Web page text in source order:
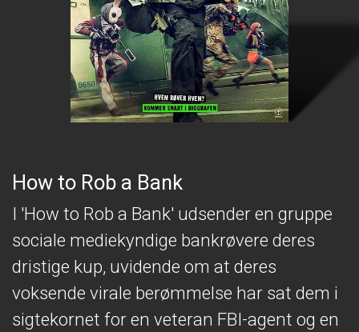
How to Rob a Bank
I 'How to Rob a Bank' udsender en gruppe
sociale mediekyndige bankrøvere deres
dristige kup, uvidende om at deres
voksende virale berømmelse har sat dem i
sigtekornet for en veteran FBI-agent og en